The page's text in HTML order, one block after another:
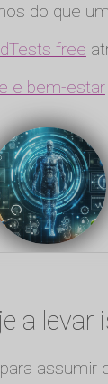
do que
free
e bem-estar
a levar
assumir